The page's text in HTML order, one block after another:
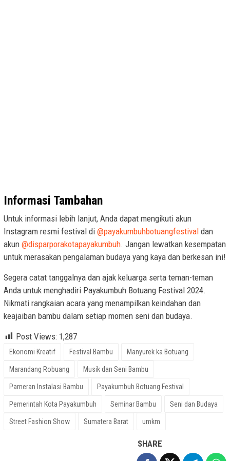
Informasi Tambahan
Untuk informasi lebih lanjut, Anda dapat mengikuti akun
Instagram resmi festival di @payakumbuhbotuangfestival dan
akun @disparporakotapayakumbuh. Jangan lewatkan kesempatan
untuk merasakan pengalaman budaya yang kaya dan berkesan ini!
Segera catat tanggalnya dan ajak keluarga serta teman-teman
Anda untuk menghadiri Payakumbuh Botuang Festival 2024.
Nikmati rangkaian acara yang menampilkan keindahan dan
keajaiban bambu dalam setiap momen seni dan budaya.
Post Views: 1,287
Ekonomi Kreatif Festival Bambu Manyurek ka Botuang
Marandang Robuang Musik dan Seni Bambu
Pameran Instalasi Bambu Payakumbuh Botuang Festival
Pemerintah Kota Payakumbuh Seminar Bambu Seni dan Budaya
Street Fashion Show Sumatera Barat umkm
SHARE